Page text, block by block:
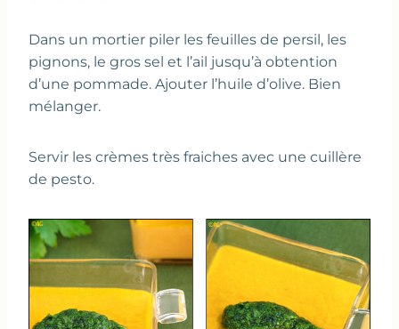
Dans un mortier piler les feuilles de persil, les
pignons, le gros sel et l’ail jusqu’à obtention
d’une pommade. Ajouter l’huile d’olive. Bien
mélanger.
Servir les crèmes très fraiches avec une cuillère
de pesto.